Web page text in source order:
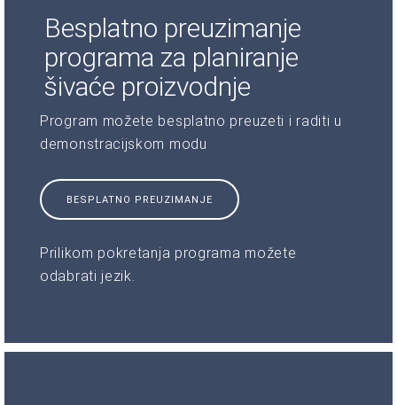
Besplatno preuzimanje
programa za planiranje
šivaće proizvodnje
Program možete besplatno preuzeti i raditi u
demonstracijskom modu
BESPLATNO PREUZIMANJE
Prilikom pokretanja programa možete
odabrati jezik.